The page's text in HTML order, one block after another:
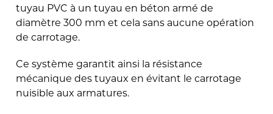
tuyau PVC à un tuyau en béton armé de
diamètre 300 mm et cela sans aucune opération
de carrotage.
Ce système garantit ainsi la résistance
mécanique des tuyaux en évitant le carrotage
nuisible aux armatures.